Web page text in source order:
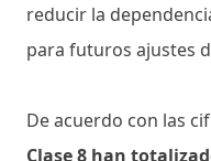
reducir la
para futuros ajustes
De acuerdo con las
Clase 8 han